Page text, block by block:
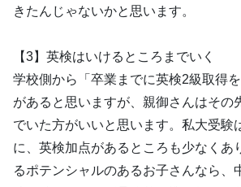
きたんじゃないかと思います。
【3】英検はいけるところまでいく
学校側から「卒業までに英検2級取得
があると思いますが、親御さんはその
でいた方がいいと思います。私大受験
に、英検加点があるところも少なくあ
るポテンシャルのあるお子さんなら、